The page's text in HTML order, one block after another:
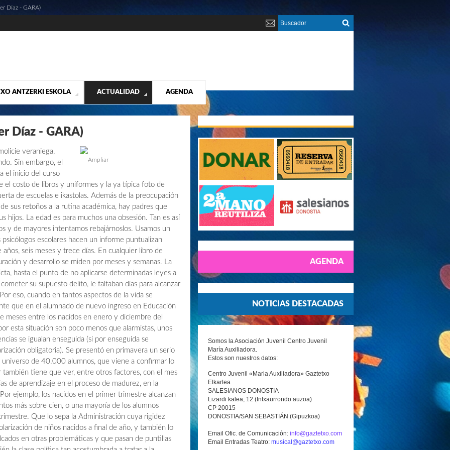
CONTACTO ¡VUELA ALTO RUBÉN!
ANTZERKI ESKOLA
MUSICALES MATERIAL SEGUNDA MANO VENTA
ACTUALIDAD
DESTACADOS VIDEOS
AGENDA
Díaz - GARA)
AGENDA
NOTICIAS DESTACADAS
Somos la Asociación Juvenil Centro Juvenil
María Auxiliadora.
Estos son nuestros datos:
Centro Juvenil «Maria Auxiliadora» Gaztetxo
Elkartea
SALESIANOS DONOSTIA
Lizardi kalea, 12 (Intxaurrondo auzoa)
CP 20015
DONOSTIA/SAN SEBASTIÁN (Gipuzkoa)
Email Ofic. de Comunicación: info@gaztetxo.com
Email Entradas Teatro: musical@gaztetxo.com
Díaz - GARA)
Ampliar
veraniega,
Sin embargo, el
el inicio del curso
el costo de libros y uniformes y la ya típica foto de
de escuelas e ikastolas. Además de la preocupación
sus retoños a la rutina académica, hay padres que
hijos. La edad es para muchos una obsesión. Tan es así
y de mayores intentamos rebajárnoslos. Usamos un
escolares hacen un informe puntualizan
seis meses y trece días. En cualquier libro de
y desarrollo se miden por meses y semanas. La
hasta el punto de no aplicarse determinadas leyes a
su supuesto delito, le faltaban días para alcanzar
eso, cuando en tantos aspectos de la vida se
que en el alumnado de nuevo ingreso en Educación
meses entre los nacidos en enero y diciembre del
esta situación son poco menos que alarmistas, unos
se igualan enseguida (si por enseguida se
obligatoria). Se presentó en primavera un serio
universo de 40.000 alumnos, que viene a confirmar lo
tiene que ver, entre otros factores, con el mes
de aprendizaje en el proceso de madurez, en la
ejemplo, los nacidos en el primer trimestre alcanzan
más sobre cien, o una mayoría de los alumnos
Que lo sepa la Administración cuya rigidez
de niños nacidos a final de año, y también lo
en otras problemáticas y que pasan de puntillas